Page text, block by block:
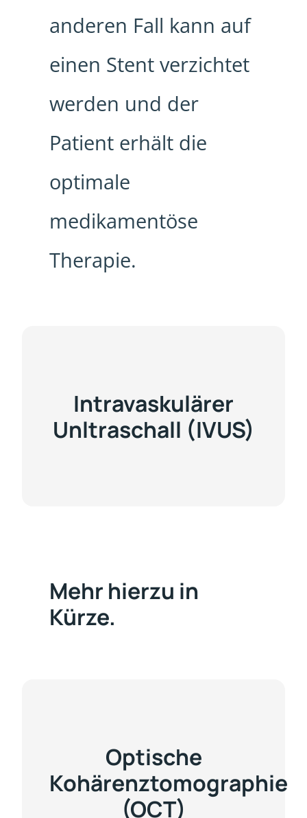
anderen Fall kann auf
einen Stent verzichtet
werden und der
Patient erhält die
optimale
medikamentöse
Therapie.
Intravaskulärer
Unltraschall (IVUS)
Mehr hierzu in
Kürze.
Optische
Kohärenztomographie
(OCT)